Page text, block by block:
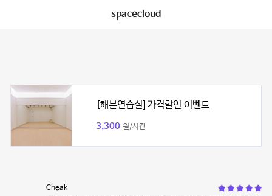
spacecloud
[해븐연습실] 가격할인 이벤트
3,300 원/시간
Cheak